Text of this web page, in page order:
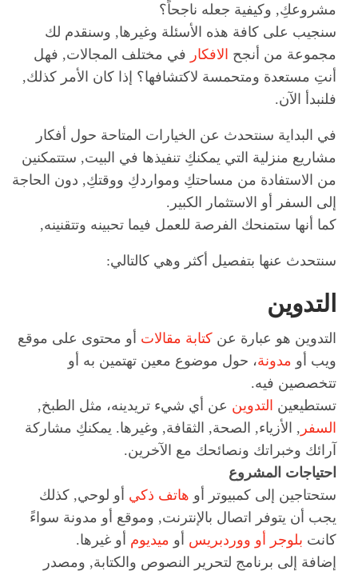
مشروعكِ, وكيفية جعله ناجحاً؟
سنجيب على كافة هذه الأسئلة وغيرها, وسنقدم لك
مجموعة من أنجح الافكار في مختلف المجالات, فهل
أنتِ مستعدة ومتحمسة لاكتشافها؟ إذا كان الأمر كذلك,
فلنبدأ الآن.
في البداية سنتحدث عن الخيارات المتاحة حول أفكار
مشاريع منزلية التي يمكنكِ تنفيذها في البيت, ستتمكنين
من الاستفادة من مساحتكِ ومواردكِ ووقتكِ, دون الحاجة
إلى السفر أو الاستثمار الكبير.
كما أنها ستمنحك الفرصة للعمل فيما تحبينه وتتقنينه,
سنتحدث عنها بتفصيل أكثر وهي كالتالي:
التدوين
التدوين هو عبارة عن كتابة مقالات أو محتوى على موقع
ويب أو مدونة، حول موضوع معين تهتمين به أو
تتخصصين فيه.
تستطيعين التدوين عن أي شيء تريدينه، مثل الطبخ,
السفر , الأزياء, الصحة, الثقافة, وغيرها. يمكنكِ مشاركة
آرائك وخبراتك ونصائحك مع الآخرين.
احتياجات المشروع
ستحتاجين إلى كمبيوتر أو هاتف ذكي أو لوحي, كذلك
يجب أن يتوفر اتصال بالإنترنت, وموقع أو مدونة سواءً
كانت بلوجر أو ووردبريس أو ميديوم أو غيرها.
إضافة إلى برنامج لتحرير النصوص والكتابة, ومصدر